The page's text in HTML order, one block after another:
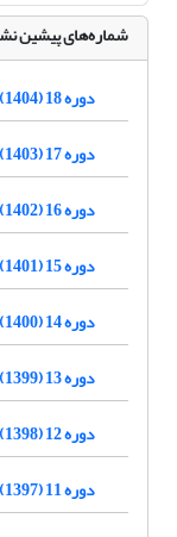
شماره‌های پیشین
دوره 18 (1404)
دوره 17 (1403)
دوره 16 (1402)
دوره 15 (1401)
دوره 14 (1400)
دوره 13 (1399)
دوره 12 (1398)
دوره 11 (1397)